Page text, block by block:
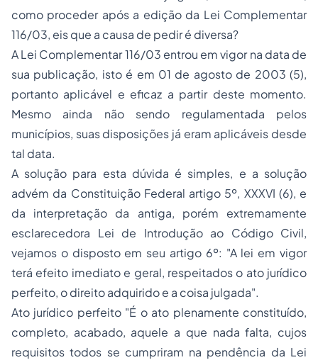
como proceder após a edição da Lei Complementar
116/03, eis que a causa de pedir é diversa?
A Lei Complementar 116/03 entrou em vigor na data de
sua publicação, isto é em 01 de agosto de 2003 (5),
portanto aplicável e eficaz a partir deste momento.
Mesmo ainda não sendo regulamentada pelos
municípios, suas disposições já eram aplicáveis desde
tal data.
A solução para esta dúvida é simples, e a solução
advém da Constituição Federal artigo 5º, XXXVI (6), e
da interpretação da antiga, porém extremamente
esclarecedora Lei de Introdução ao Código Civil,
vejamos o disposto em seu artigo 6º: "A lei em vigor
terá efeito imediato e geral, respeitados o ato jurídico
perfeito, o direito adquirido e a coisa julgada".
Ato jurídico perfeito"É o ato plenamente constituído,
completo, acabado, aquele a que nada falta, cujos
requisitos todos se cumpriram na pendência da Lei